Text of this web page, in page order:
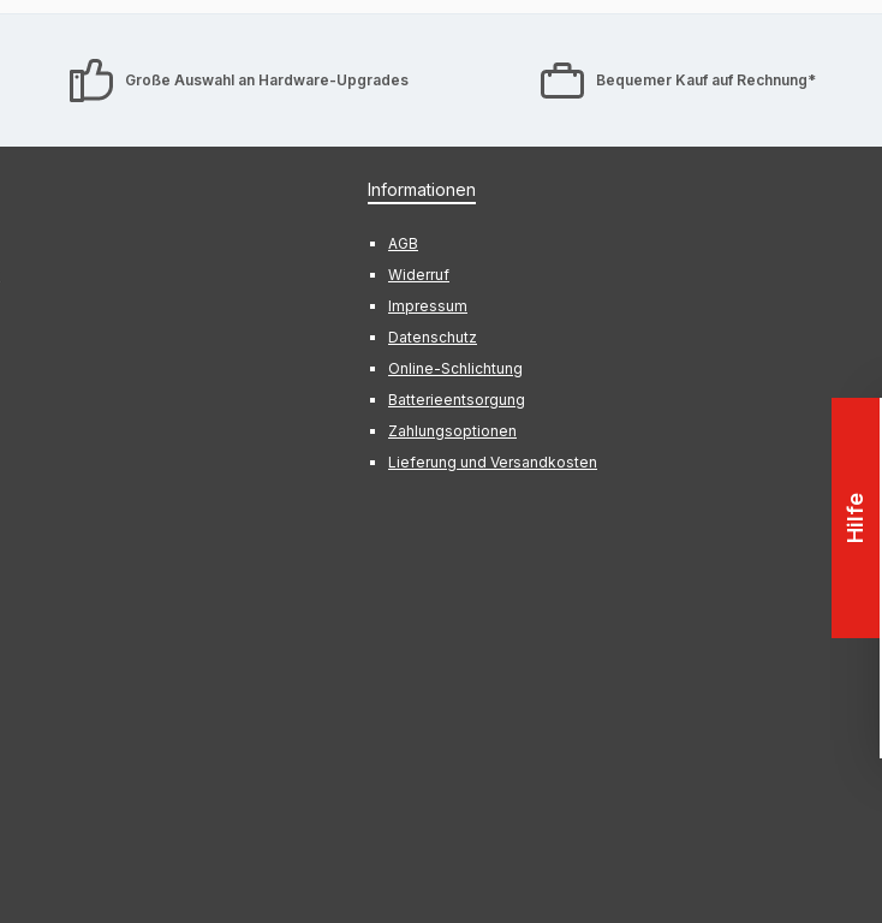
Große Auswahl an Hardware-Upgrades Bequemer Kauf auf Rechnung*
Informationen
AGB
Widerruf
Impressum
Datenschutz
Online-Schlichtung
Batterieentsorgung
Zahlungsoptionen
Lieferung und Versandkosten
Hilfe